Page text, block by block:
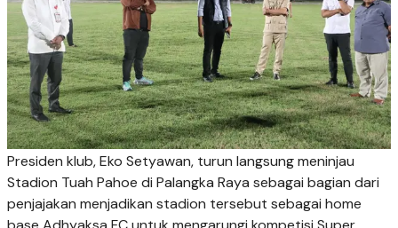
Presiden klub, Eko Setyawan, turun langsung meninjau
Stadion Tuah Pahoe di Palangka Raya sebagai bagian dari
penjajakan menjadikan stadion tersebut sebagai home